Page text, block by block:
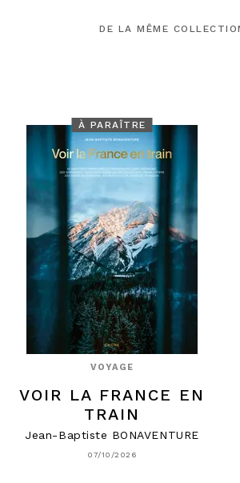
DE LA MÊME
À PARAÎTRE
VOYAGE
VOIR LA FRANCE EN
TRAIN
Jean-Baptiste BONAVENTURE
07/10/2026